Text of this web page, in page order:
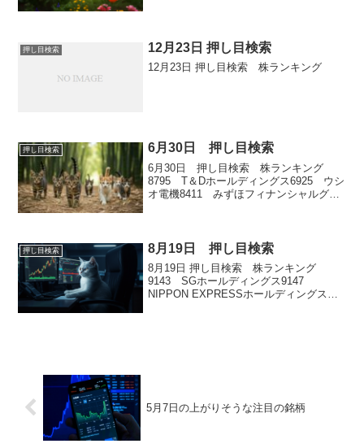
押し目検索 12月23日 押し目検索
12月23日 押し目検索 株ランキング
押し目検索 6月30日 押し目検索
6月30日 押し目検索 株ランキング
8795 T＆Dホールディングス6925 ウシ
オ電機8411 みずほフィナンシャルグル
押し目検索 8月19日 押し目検索
8月19日 押し目検索 株ランキング
9143 SGホールディングス9147
NIPPON EXPRESSホールディングス
5月7日の上がりそうな注目の銘柄